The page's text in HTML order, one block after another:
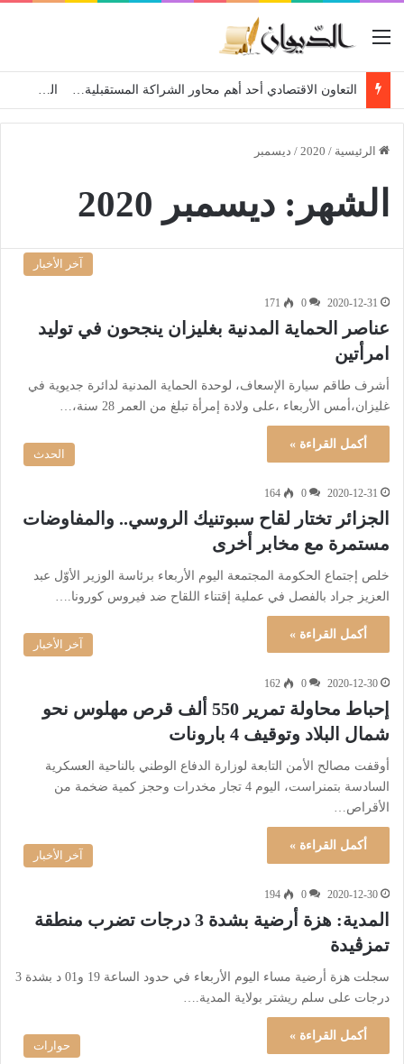
القائمة
التعاون الاقتصادي أحد أهم محاور الشراكة المستقبلية… الجزائر عازمة على الارتقاء بعلاقاتها مع بيلاروسيا
الرئيسية /
2020
/ ديسمبر
الشهر: ديسمبر 2020
آخر الأخبار
2020-12-31
0
171
عناصر الحماية المدنية بغليزان ينجحون في توليد
امرأتين
أشرف طاقم سيارة الإسعاف، لوحدة الحماية المدنية لدائرة جديوية في
غليزان،أمس الأربعاء ،على ولادة إمرأة تبلغ من العمر 28 سنة،…
أكمل القراءة »
الحدث
2020-12-31
0
164
الجزائر تختار لقاح سبوتنيك الروسي.. والمفاوضات
مستمرة مع مخابر أخرى
‎خلص إجتماع الحكومة المجتمعة اليوم الأربعاء برئاسة الوزير الأوّل عبد
العزيز جراد بالفصل في عملية إقتناء اللقاح ضد فيروس كورونا.…
أكمل القراءة »
آخر الأخبار
2020-12-30
0
162
إحباط محاولة تمرير 550 ألف قرص مهلوس نحو
شمال البلاد وتوقيف 4 بارونات
أوقفت مصالح الأمن التابعة لوزارة الدفاع الوطني بالناحية العسكرية
السادسة بتمنراست، اليوم 4 تجار مخدرات وحجز كمية ضخمة من
الأقراص…
أكمل القراءة »
آخر الأخبار
2020-12-30
0
194
المدية: هزة أرضية بشدة 3 درجات تضرب منطقة
تمزڨيدة
‎سجلت هزة أرضية مساء اليوم الأربعاء في حدود الساعة 19 و01 د بشدة 3
درجات على سلم ريشتر بولاية المدية.…
أكمل القراءة »
حوارات